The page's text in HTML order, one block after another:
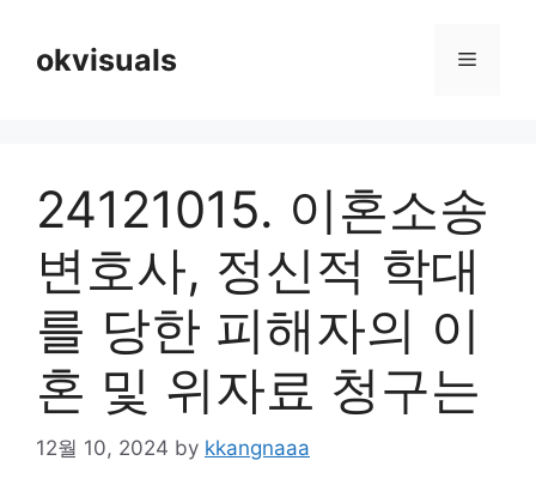
contentokvisuals Menu
24121015. 이혼소송
변호사, 정신적 학대
를 당한 피해자의 이
혼 및 위자료 청구는
12월 10, 2024 by kkangnaaa